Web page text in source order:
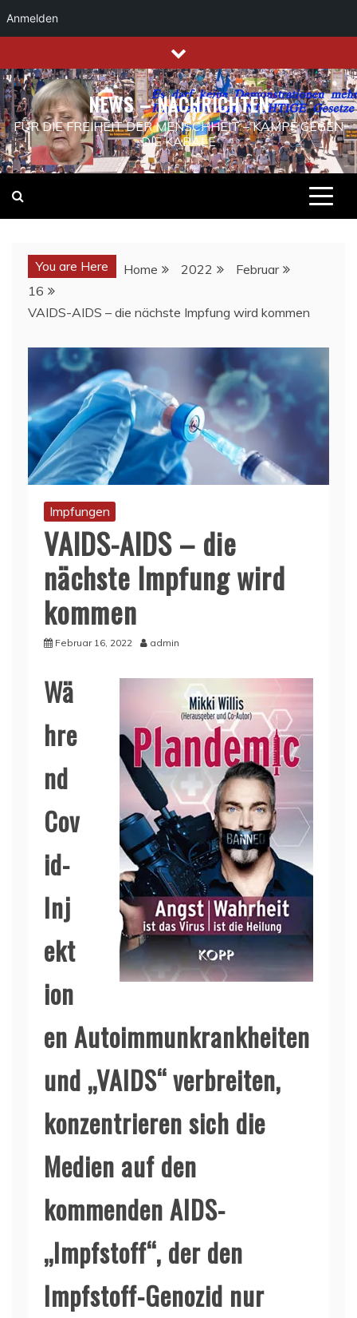
Anmelden
to
content
NEWS – NACHRICHTEN
FÜR DIE FREIHEIT DER MENSCHHEIT – KAMPF GEGEN
DIE KABALE
You are Here Home 2022
Februar
16
VAIDS-AIDS – die nächste Impfung wird kommen
Impfungen
VAIDS-AIDS – die
nächste Impfung wird
kommen
Februar 16, 2022 admin
Wä
hre
nd
Cov
id-
Inj
ekt
ion
en Autoimmunkrankheiten
und „VAIDS“ verbreiten,
konzentrieren sich die
Medien auf den
kommenden AIDS-
„Impfstoff“, der den
Impfstoff-Genozid nur